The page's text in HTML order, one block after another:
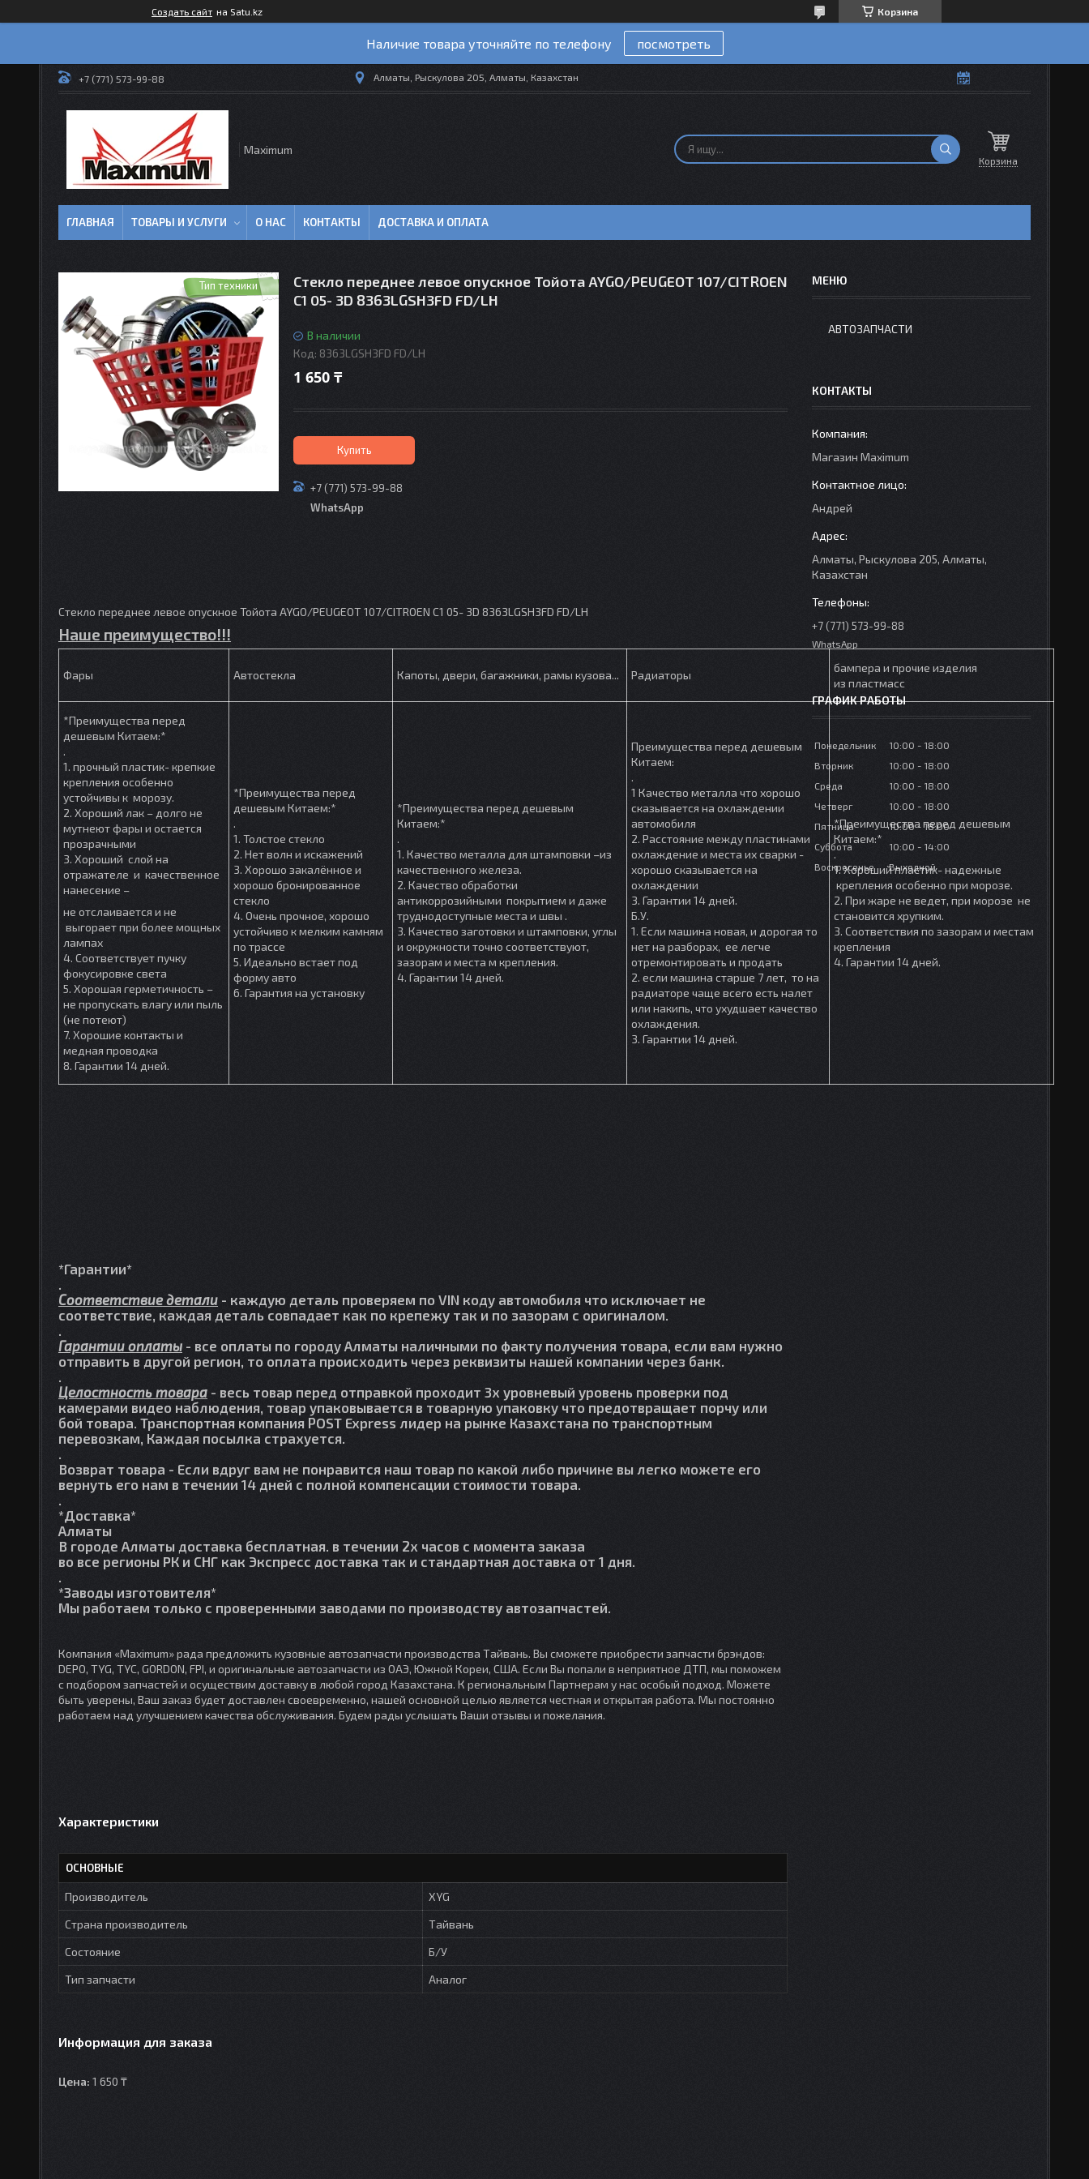
Создать сайт на Satu.kz Корзина
Наличие товара уточняйте по телефону посмотреть
+7 (771) 573-99-88 Алматы, Рыскулова 205, Алматы, Казахстан
Maximum
Корзина
ГЛАВНАЯ ТОВАРЫ И УСЛУГИ О НАС КОНТАКТЫ ДОСТАВКА И ОПЛАТА
Тип техники
Стекло переднее левое опускное Тойота AYGO/PEUGEOT 107/CITROEN
C1 05- 3D 8363LGSH3FD FD/LH
В наличии
Код: 8363LGSH3FD FD/LH
1 650 ₸
Купить
+7 (771) 573-99-88
WhatsApp
Стекло переднее левое опускное Тойота AYGO/PEUGEOT 107/CITROEN C1 05- 3D 8363LGSH3FD FD/LH
Наше преимущество!!!
Фары Автостекла Капоты, двери, багажники, рамы кузова... Радиаторы
бампера и прочие изделия
из пластмасс
*Преимущества перед
дешевым Китаем:*
.
1. прочный пластик- крепкие
крепления особенно
устойчивы к морозу.
2. Хороший лак – долго не
мутнеют фары и остается
прозрачными
3. Хороший слой на
отражателе и качественное
нанесение –
не отслаивается и не
выгорает при более мощных
лампах
4. Соответствует пучку
фокусировке света
5. Хорошая герметичность –
не пропускать влагу или пыль
(не потеют)
7. Хорошие контакты и
медная проводка
8. Гарантии 14 дней.
*Преимущества перед
дешевым Китаем:*
.
1. Толстое стекло
2. Нет волн и искажений
3. Хорошо закалённое и
хорошо бронированное
стекло
4. Очень прочное, хорошо
устойчиво к мелким камням
по трассе
5. Идеально встает под
форму авто
6. Гарантия на установку
*Преимущества перед дешевым
Китаем:*
.
1. Качество металла для штамповки –из
качественного железа.
2. Качество обработки
антикоррозийными покрытием и даже
труднодоступные места и швы .
3. Качество заготовки и штамповки, углы
и окружности точно соответствуют,
зазорам и места м крепления.
4. Гарантии 14 дней.
Преимущества перед дешевым
Китаем:
.
1 Качество металла что хорошо
сказывается на охлаждении
автомобиля
2. Расстояние между пластинами
охлаждение и места их сварки -
хорошо сказывается на
охлаждении
3. Гарантии 14 дней.
Б.У.
1. Если машина новая, и дорогая то
нет на разборах, ее легче
отремонтировать и продать
2. если машина старше 7 лет, то на
радиаторе чаще всего есть налет
или накипь, что ухудшает качество
охлаждения.
3. Гарантии 14 дней.
*Преимущества перед дешевым
Китаем:*
.
1. Хороший пластик- надежные
крепления особенно при морозе.
2. При жаре не ведет, при морозе не
становится хрупким.
3. Соответствия по зазорам и местам
крепления
4. Гарантии 14 дней.
*Гарантии*
.
Соответствие детали - каждую деталь проверяем по VIN коду автомобиля что исключает не
соответствие, каждая деталь совпадает как по крепежу так и по зазорам с оригиналом.
.
Гарантии оплаты - все оплаты по городу Алматы наличными по факту получения товара, если вам нужно
отправить в другой регион, то оплата происходить через реквизиты нашей компании через банк.
.
Целостность товара - весь товар перед отправкой проходит 3х уровневый уровень проверки под
камерами видео наблюдения, товар упаковывается в товарную упаковку что предотвращает порчу или
бой товара. Транспортная компания POST Express лидер на рынке Казахстана по транспортным
перевозкам, Каждая посылка страхуется.
.
Возврат товара - Если вдруг вам не понравится наш товар по какой либо причине вы легко можете его
вернуть его нам в течении 14 дней с полной компенсации стоимости товара.
.
*Доставка*
Алматы
В городе Алматы доставка бесплатная. в течении 2х часов с момента заказа
во все регионы РК и СНГ как Экспресс доставка так и стандартная доставка от 1 дня.
.
*Заводы изготовителя*
Мы работаем только с проверенными заводами по производству автозапчастей.
Компания «Maximum» рада предложить кузовные автозапчасти производства Тайвань. Вы сможете приобрести запчасти брэндов:
DEPO, TYG, TYC, GORDON, FPI, и оригинальные автозапчасти из ОАЭ, Южной Кореи, США. Если Вы попали в неприятное ДТП, мы поможем
с подбором запчастей и осуществим доставку в любой город Казахстана. К региональным Партнерам у нас особый подход. Можете
быть уверены, Ваш заказ будет доставлен своевременно, нашей основной целью является честная и открытая работа. Мы постоянно
работаем над улучшением качества обслуживания. Будем рады услышать Ваши отзывы и пожелания.
Характеристики
ОСНОВНЫЕ
Производитель
XYG
Страна производитель
Тайвань
Состояние
Б/У
Тип запчасти
Аналог
Информация для заказа
Цена: 1 650 ₸
АВТОЗАПЧАСТИ
КОНТАКТЫ
Mагазин Maximum
Андрей
Алматы, Рыскулова 205, Алматы,
Казахстан
+7 (771) 573-99-88
WhatsApp
ГРАФИК РАБОТЫ
Понедельник 10:00
18:00
Вторник
10:00
18:00
Среда
10:00
18:00
Четверг
10:00
18:00
Пятница
10:00
18:00
Суббота
10:00
14:00
Воскресенье
Выходной